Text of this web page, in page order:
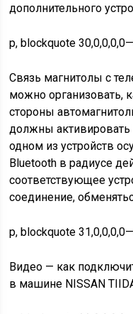
дополнительного
p, blockquote
Связь магнитолы с
можно организовать,
стороны
должны активировать
одном из устройств
Bluetooth в радиусе
соответствующее
соединение,
p, blockquote
Видео — как
в машине NISSAN